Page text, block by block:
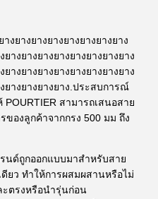
งยางยางยางยางยางยางยาง
ยางยางยางยางยางยางยางยาง
ยางยางยางยางยางยางยางยาง
ยางยางยางยาง.ประสบการณ์
สามารถเสนอสาย
ของลูกค้าจากกรง 500 มม ถึง
นด์ถูกออกแบบมาสําหรับสาย
ยว ทําให้การผสมผสานหรือไม่
ตรงหรือนํารุ่นก่อน